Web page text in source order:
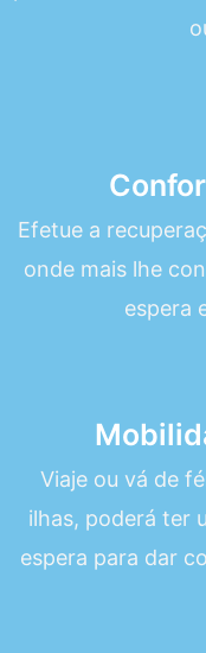
Efetue a
onde mais lhe
espera
Viaje ou vá de
ilhas, poderá ter
espera para dar